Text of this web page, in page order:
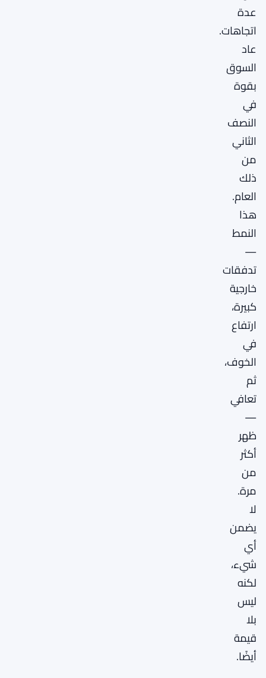
عدة
اتجاهات.
عاد
السوق
بقوة
في
النصف
الثاني
من
ذلك
العام.
هذا
النمط
—
تدفقات
خارجية
كبيرة،
ارتفاع
في
الخوف،
ثم
تعافي
—
ظهر
أكثر
من
مرة.
لا
يضمن
أي
شيء،
لكنه
ليس
بلا
قيمة
أيضًا.